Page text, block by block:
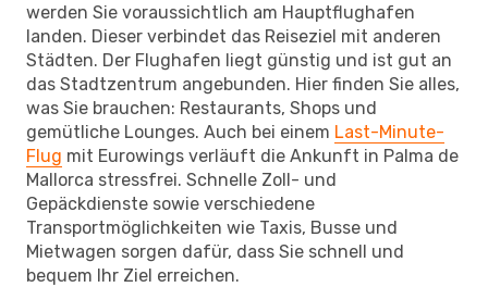
werden Sie voraussichtlich am Hauptflughafen
landen. Dieser verbindet das Reiseziel mit anderen
Städten. Der Flughafen liegt günstig und ist gut an
das Stadtzentrum angebunden. Hier finden Sie alles,
was Sie brauchen: Restaurants, Shops und
gemütliche Lounges. Auch bei einem Last-Minute-
Flug mit Eurowings verläuft die Ankunft in Palma de
Mallorca stressfrei. Schnelle Zoll- und
Gepäckdienste sowie verschiedene
Transportmöglichkeiten wie Taxis, Busse und
Mietwagen sorgen dafür, dass Sie schnell und
bequem Ihr Ziel erreichen.